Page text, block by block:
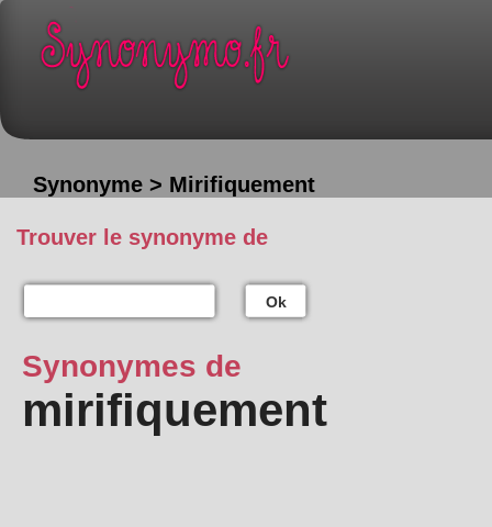
Synonyme > Mirifiquement
Trouver le synonyme de
Ok
Synonymes de
mirifiquement